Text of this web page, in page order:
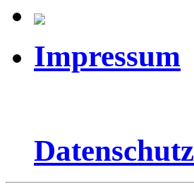
Impressum
Datenschutz